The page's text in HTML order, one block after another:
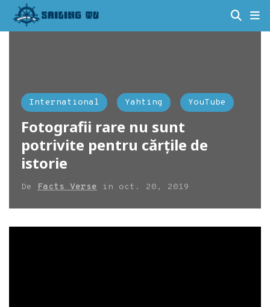
International Yahting YouTube
Fotografii rare nu sunt
potrivite pentru cărțile de
istorie
De Facts Verse in oct. 20, 2019